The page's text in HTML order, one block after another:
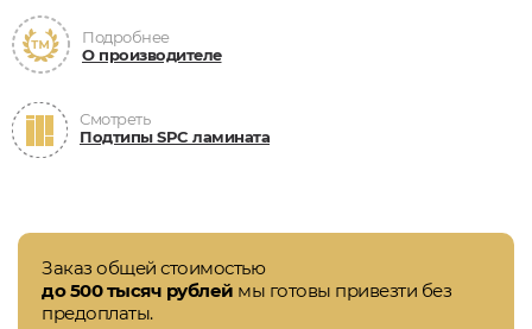
Подробнее
О производителе
Смотреть
Подтипы SPC ламината
Заказ общей стоимостью
до 500 тысяч рублей мы готовы привезти без
предоплаты.